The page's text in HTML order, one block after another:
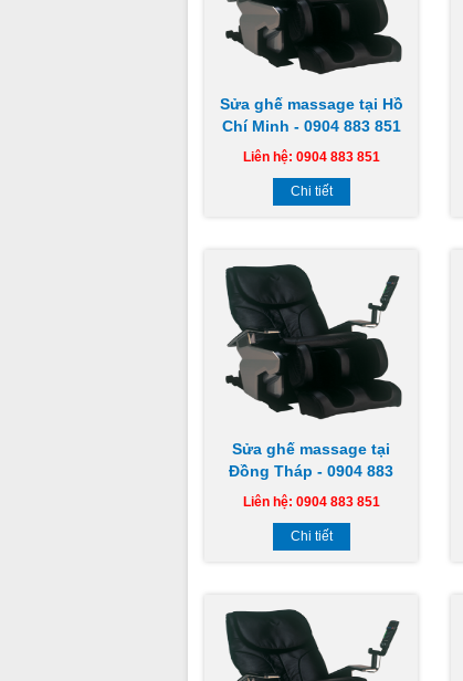
Sửa ghế massage tại Hồ
Chí Minh - 0904 883 851
Liên hệ: 0904 883 851
Chi tiết
Sửa ghế massage tại
Đồng Tháp - 0904 883
851
Liên hệ: 0904 883 851
Chi tiết